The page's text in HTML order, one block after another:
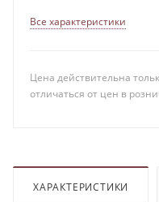
Все характеристики
Цена действительна
отличаться от цен в
ХАРАКТЕРИСТИКИ